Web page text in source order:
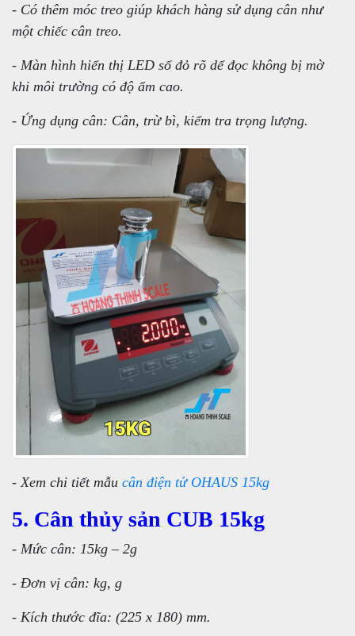
- Có thêm móc treo giúp khách hàng sử dụng cân như
một chiếc cân treo.
- Màn hình hiển thị LED số đỏ rõ dể đọc không bị mờ
khi môi trường có độ ẩm cao.
- Ứng dụng cân: Cân, trừ bì, kiểm tra trọng lượng.
- Xem chi tiết mẫu cân điện tử OHAUS 15kg
5. Cân thủy sản CUB 15kg
- Mức cân: 15kg – 2g
- Đơn vị cân: kg, g
- Kích thước đĩa: (225 x 180) mm.